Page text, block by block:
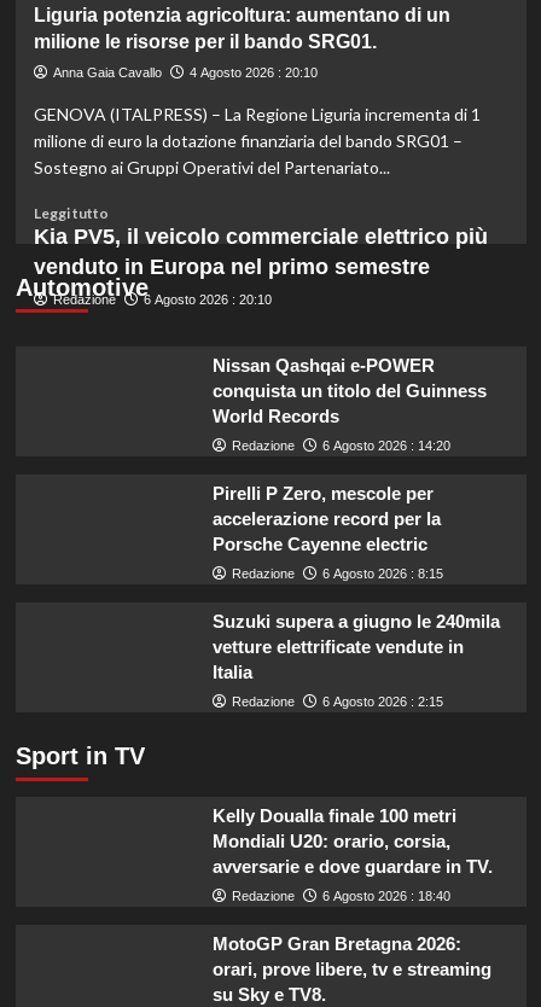
colpite
da
calamità.
Ultraprocessati
e
salute:
mangiare
bene
con
ridotto
secondo
l’esperta
Liguria potenzia agricoltura: aumentano di un
milione le risorse per il bando SRG01.
Anna Gaia Cavallo 4 Agosto 2026 : 20:10
GENOVA (ITALPRESS) – La Regione Liguria incrementa di 1
milione di euro la dotazione finanziaria del bando SRG01 –
Sostegno ai Gruppi Operativi del Partenariato...
Leggi tuttoLeggi
di
più
su
Liguria
Automotive
Kia PV5, il veicolo commerciale elettrico più
venduto in Europa nel primo semestre
Redazione 6 Agosto 2026 : 20:10
Nissan Qashqai e-POWER
conquista un titolo del Guinness
World Records
Redazione 6 Agosto 2026 : 14:20
Pirelli P Zero, mescole per
accelerazione record per la
Porsche Cayenne electric
Redazione 6 Agosto 2026 : 8:15
Suzuki supera a giugno le 240mila
vetture elettrificate vendute in
Italia
Redazione 6 Agosto 2026 : 2:15
Sport in TV
Kelly Doualla finale 100 metri
Mondiali U20: orario, corsia,
avversarie e dove guardare in TV.
Redazione 6 Agosto 2026 : 18:40
MotoGP Gran Bretagna 2026:
orari, prove libere, tv e streaming
su Sky e TV8.